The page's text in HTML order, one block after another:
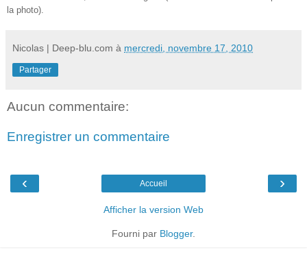
la photo).
Nicolas | Deep-blu.com à mercredi, novembre 17, 2010
Partager
Aucun commentaire:
Enregistrer un commentaire
‹ ›
Accueil
Afficher la version Web
Fourni par Blogger.